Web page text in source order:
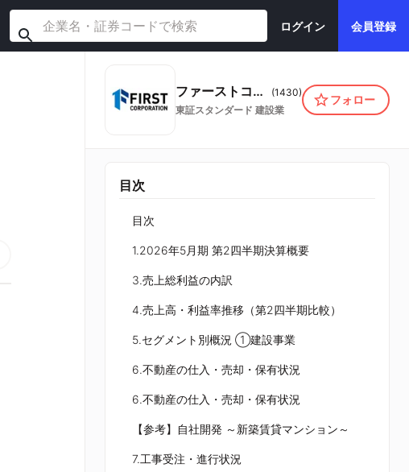
ログイン 会員登録
ファーストコーポレーション株式会社 (1430)
東証スタンダード 建設業
フォロー
目次
目次
1.2026年5月期 第2四半期決算概要
3.売上総利益の内訳
4.売上高・利益率推移（第2四半期比較）
5.セグメント別概況 ①建設事業
6.不動産の仕入・売却・保有状況
6.不動産の仕入・売却・保有状況
【参考】自社開発 ～新築賃貸マンション～
7.工事受注・進行状況